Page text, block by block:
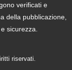
verificati e
della pubblicazione,
sicurezza.
riservati.